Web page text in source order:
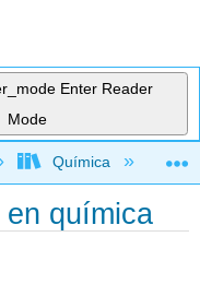
Enter Reader
Mode
global
Química
química